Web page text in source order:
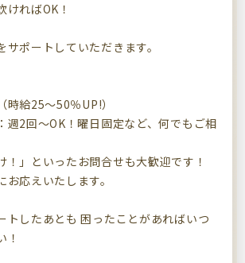
ければOK！
ポートしていただきます。
時給25～50％UP!）
週2回～OK！曜日固定など、何でもご相
！」といったお問合せも大歓迎です！
応えいたします。
トしたあとも 困ったことがあればいつ
！